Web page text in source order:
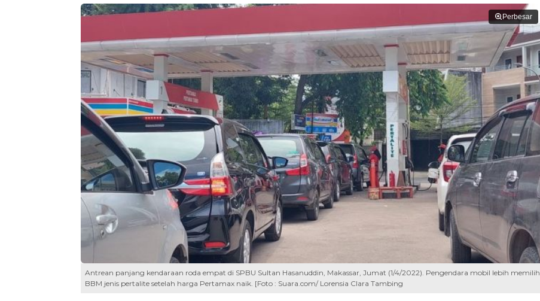
Perbesar
Antrean panjang kendaraan roda empat di SPBU Sultan Hasanuddin, Makassar, Jumat (1/4/2022). Pengendara mobil lebih memilih
BBM jenis pertalite setelah harga Pertamax naik. [Foto : Suara.com/ Lorensia Clara Tambing